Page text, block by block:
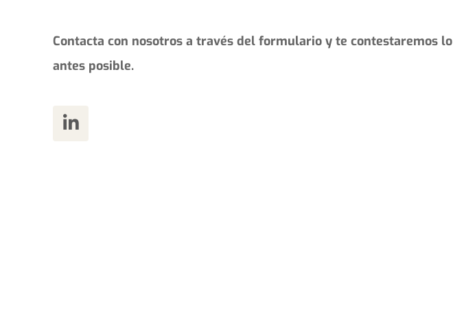
Contacta con nosotros a través del formulario y te contestaremos lo
antes posible.